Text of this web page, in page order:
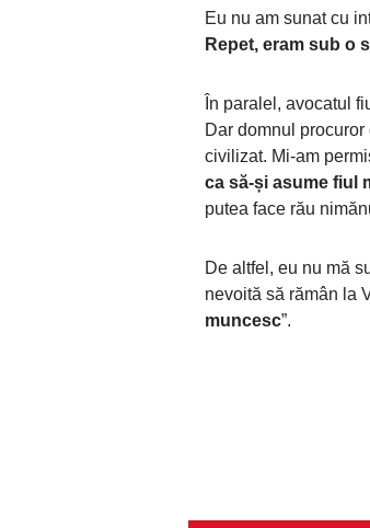
Eu nu am sunat cu
Repet, eram sub o
În paralel, avocatul
Dar domnul
civilizat. Mi-am
ca să-și asume fiul
putea face rău
De altfel, eu nu mă
nevoită să rămân la
muncesc”.